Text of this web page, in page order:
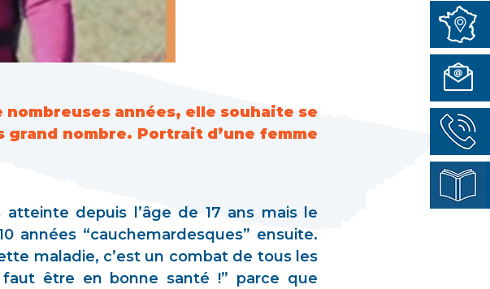
années, elle souhaite se
nombre. Portrait d’une femme
atteinte depuis l’âge de 17 ans mais le
années “cauchemardesques” ensuite.
maladie, c’est un combat de tous les
être en bonne santé !” parce que